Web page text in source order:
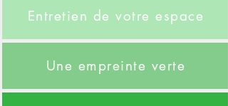
Entretien de votre espace
Une empreinte verte